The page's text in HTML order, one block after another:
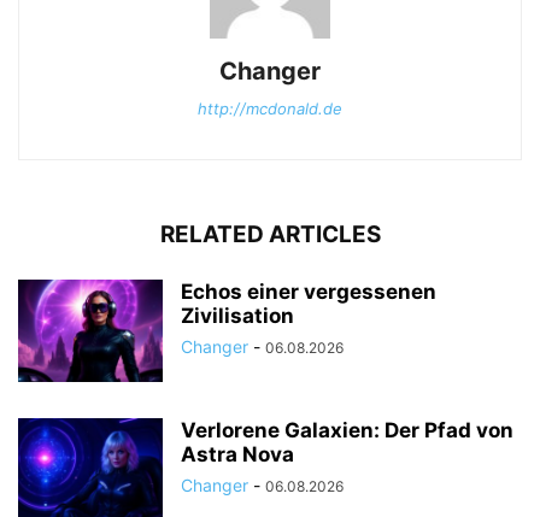
Changer
http://mcdonald.de
RELATED ARTICLES
Echos einer vergessenen
Zivilisation
Changer - 06.08.2026
Verlorene Galaxien: Der Pfad von
Astra Nova
Changer - 06.08.2026